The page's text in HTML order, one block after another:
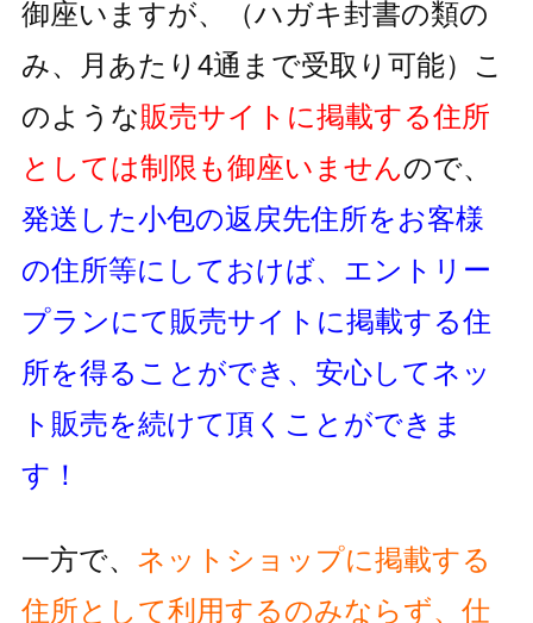
御座いますが、
（ハガキ封書の類の
み、月あたり4通まで受取り可能） こ
のような販売サイトに掲載する住所
としては制限も御座いませんので、
発送した小包の返戻先住所をお客様
の住所等にしておけば、 エントリー
プランにて販売サイトに掲載する住
所を得ることができ、 安心してネッ
ト販売を続けて頂くことができま
す！
一方で、 ネットショップに掲載する
住所として利用するのみならず、 仕